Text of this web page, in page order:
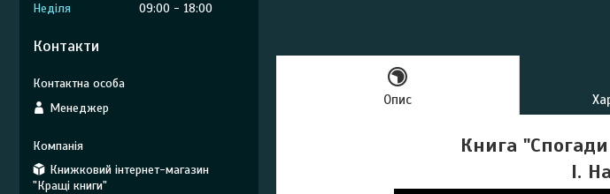
Опис
Книга
І.
Неділя
09:00 18:00
Контакти
Менеджер
Книжковий інтернет-магазин
"Кращі книги"